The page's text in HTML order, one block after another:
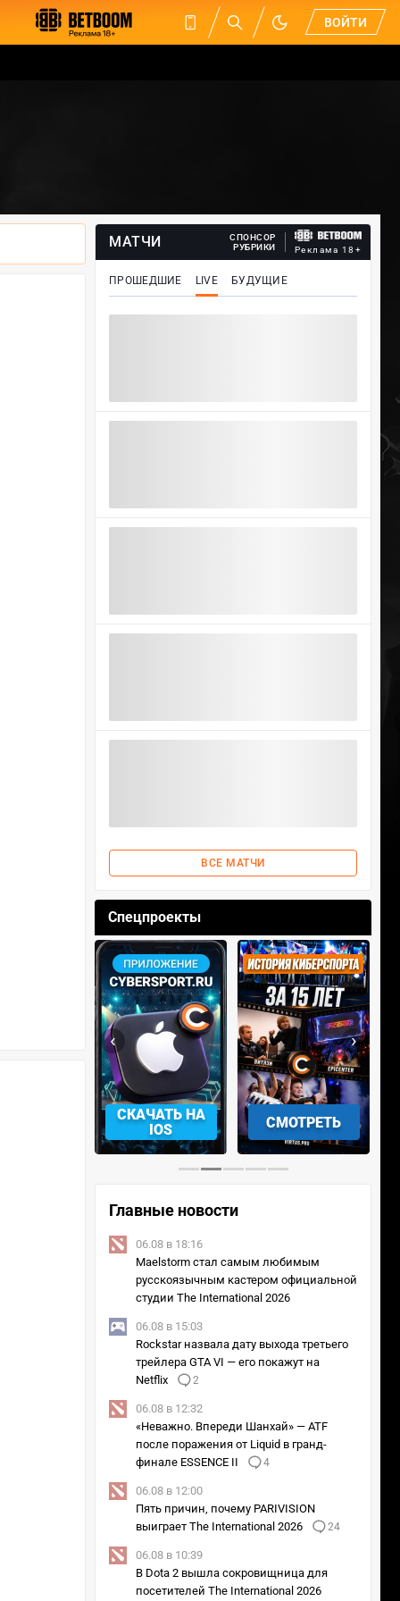
ВОЙТИ
МАТЧИ
СПОНСОР
РУБРИКИ
Реклама 18+
ПРОШЕДШИЕ LIVE БУДУЩИЕ
ВСЕ МАТЧИ
Спецпроекты
СМОТРЕТЬ УЧАСТВОВАТЬ
‹ ›
Главные новости
06.08 в 18:16
Maelstorm стал самым любимым
русскоязычным кастером официальной
студии The International 2026
06.08 в 15:03
Rockstar назвала дату выхода третьего
трейлера GTA VI — его покажут на
Netflix
2
06.08 в 12:32
«Неважно. Впереди Шанхай» — ATF
после поражения от Liquid в гранд-
финале ESSENCE II
4
06.08 в 12:00
Пять причин, почему PARIVISION
выиграет The International 2026
24
06.08 в 10:39
В Dota 2 вышла сокровищница для
посетителей The International 2026